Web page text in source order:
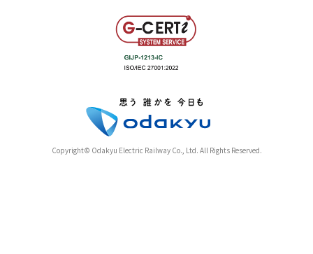
Copyright© Odakyu Electric Railway Co., Ltd. All Rights Reserved.